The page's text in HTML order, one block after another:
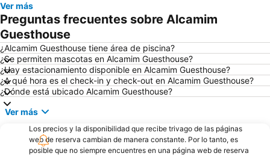
Ver más
Preguntas frecuentes sobre Alcamim
Guesthouse
¿Alcamim Guesthouse tiene área de piscina?
¿Se permiten mascotas en Alcamim Guesthouse?
¿Hay estacionamiento disponible en Alcamim Guesthouse?
¿A qué hora es el check-in y check-out en Alcamim Guesthouse?
¿Dónde está ubicado Alcamim Guesthouse?
Ver más
Los precios y la disponibilidad que recibe trivago de las páginas
web de reserva cambian de manera constante. Por lo tanto, es
posible que no siempre encuentres en una página web de reserva